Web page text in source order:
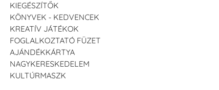
KIEGÉSZÍTŐK
KÖNYVEK - KEDVENCEK
KREATÍV JÁTÉKOK
FOGLALKOZTATÓ FÜZET
AJÁNDÉKKÁRTYA
NAGYKERESKEDELEM
KULTÚRMASZK